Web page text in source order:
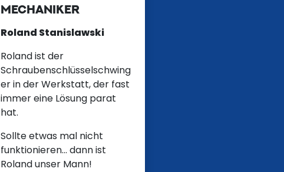
MECHANIKER
Roland Stanislawski
Roland ist der
Schraubenschlüsselschwing
er in der Werkstatt, der fast
immer eine Lösung parat
hat.
Sollte etwas mal nicht
funktionieren... dann ist
Roland unser Mann!